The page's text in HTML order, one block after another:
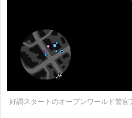
好調スタートのオープンワールド警